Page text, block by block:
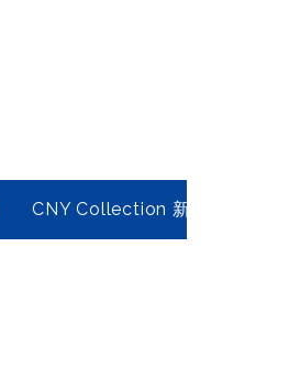
CNY Collection 新春年貨